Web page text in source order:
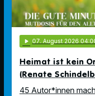
play_arrow 07. August 2026
Heimat ist kein
(Renate
45 Autor*innen